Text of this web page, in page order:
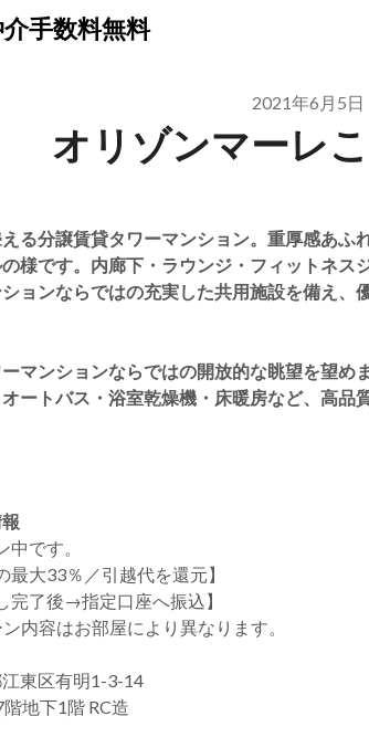
手数料無料
2021年6月5日
オリゾンマーレ
る分譲賃貸タワーマンション。重厚感あふ
様です。内廊下・ラウンジ・フィットネス
ョンならではの充実した共用施設を備え、
マンションならではの開放的な眺望を望め
ートバス・浴室乾燥機・床暖房など、高品
中です。
最大33％／引越代を還元】
完了後→指定口座へ振込】
内容はお部屋により異なります。
東区有明1-3-14
地下1階 RC造